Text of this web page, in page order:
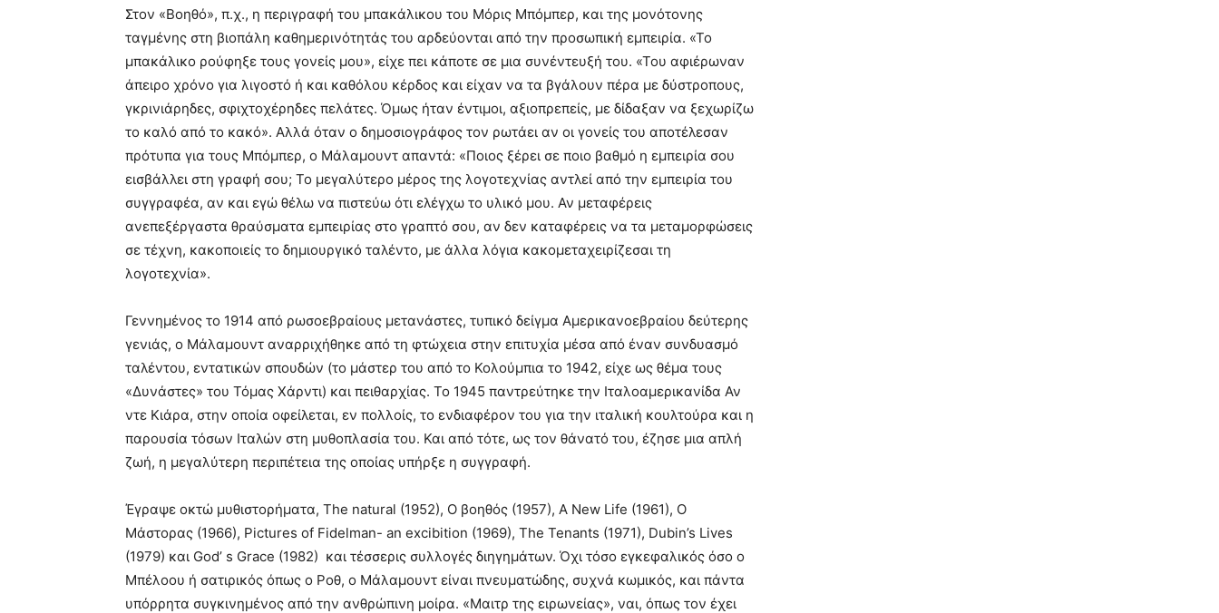
Στον «Βοηθό», π.χ., η περιγραφή του μπακάλικου του Μόρις Μπόμπερ, και της μονότονης
ταγμένης στη βιοπάλη καθημερινότητάς του αρδεύονται από την προσωπική εμπειρία. «Το
μπακάλικο ρούφηξε τους γονείς μου», είχε πει κάποτε σε μια συνέντευξή του. «Του αφιέρωναν
άπειρο χρόνο για λιγοστό ή και καθόλου κέρδος και είχαν να τα βγάλουν πέρα με δύστροπους,
γκρινιάρηδες, σφιχτοχέρηδες πελάτες. Όμως ήταν έντιμοι, αξιοπρεπείς, με δίδαξαν να ξεχωρίζω
το καλό από το κακό». Αλλά όταν ο δημοσιογράφος τον ρωτάει αν οι γονείς του αποτέλεσαν
πρότυπα για τους Μπόμπερ, ο Μάλαμουντ απαντά: «Ποιος ξέρει σε ποιο βαθμό η εμπειρία σου
εισβάλλει στη γραφή σου; Το μεγαλύτερο μέρος της λογοτεχνίας αντλεί από την εμπειρία του
συγγραφέα, αν και εγώ θέλω να πιστεύω ότι ελέγχω το υλικό μου. Αν μεταφέρεις
ανεπεξέργαστα θραύσματα εμπειρίας στο γραπτό σου, αν δεν καταφέρεις να τα μεταμορφώσεις
σε τέχνη, κακοποιείς το δημιουργικό ταλέντο, με άλλα λόγια κακομεταχειρίζεσαι τη
λογοτεχνία».
Γεννημένος το 1914 από ρωσοεβραίους μετανάστες, τυπικό δείγμα Αμερικανοεβραίου δεύτερης
γενιάς, ο Μάλαμουντ αναρριχήθηκε από τη φτώχεια στην επιτυχία μέσα από έναν συνδυασμό
ταλέντου, εντατικών σπουδών (το μάστερ του από το Κολούμπια το 1942, είχε ως θέμα τους
«Δυνάστες» του Τόμας Χάρντι) και πειθαρχίας. Το 1945 παντρεύτηκε την Ιταλοαμερικανίδα Αν
ντε Κιάρα, στην οποία οφείλεται, εν πολλοίς, το ενδιαφέρον του για την ιταλική κουλτούρα και η
παρουσία τόσων Ιταλών στη μυθοπλασία του. Και από τότε, ως τον θάνατό του, έζησε μια απλή
ζωή, η μεγαλύτερη περιπέτεια της οποίας υπήρξε η συγγραφή.
Έγραψε οκτώ μυθιστορήματα, The natural (1952), Ο βοηθός (1957), A New Life (1961), O
Μάστορας (1966), Pictures of Fidelman- an excibition (1969), The Tenants (1971), Dubin’s Lives
(1979) και God’ s Grace (1982) και τέσσερις συλλογές διηγημάτων. Όχι τόσο εγκεφαλικός όσο ο
Μπέλοου ή σατιρικός όπως ο Ροθ, ο Μάλαμουντ είναι πνευματώδης, συχνά κωμικός, και πάντα
υπόρρητα συγκινημένος από την ανθρώπινη μοίρα. «Μαιτρ της ειρωνείας», ναι, όπως τον έχει